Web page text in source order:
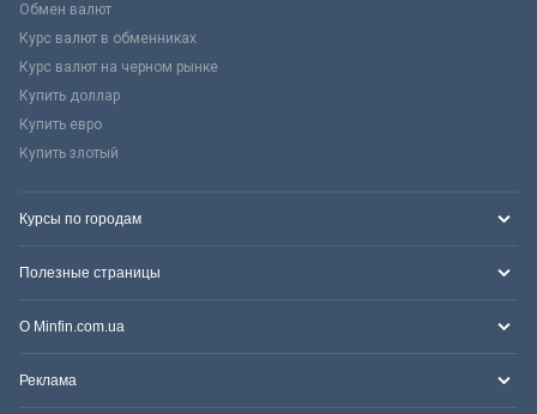
Обмен валют
Курс валют в обменниках
Курс валют на черном рынке
Купить доллар
Купить евро
Купить злотый
Курсы по городам
Полезные страницы
О Minfin.com.ua
Реклама